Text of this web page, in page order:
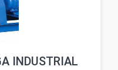
INDUSTRIAL